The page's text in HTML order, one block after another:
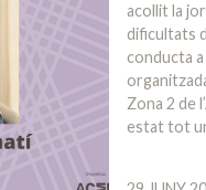
acollit la
dificultats
conducta a
Zona 2 de
estat tot